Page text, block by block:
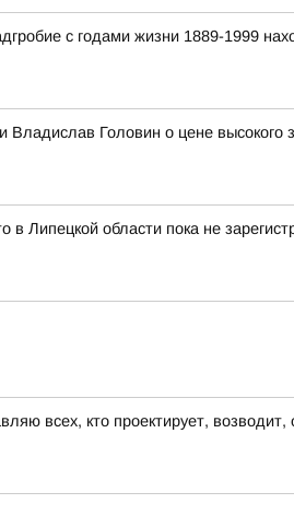
с годами жизни 1889-1999
Владислав Головин о цене высокого
Липецкой области пока не
всех, кто проектирует,